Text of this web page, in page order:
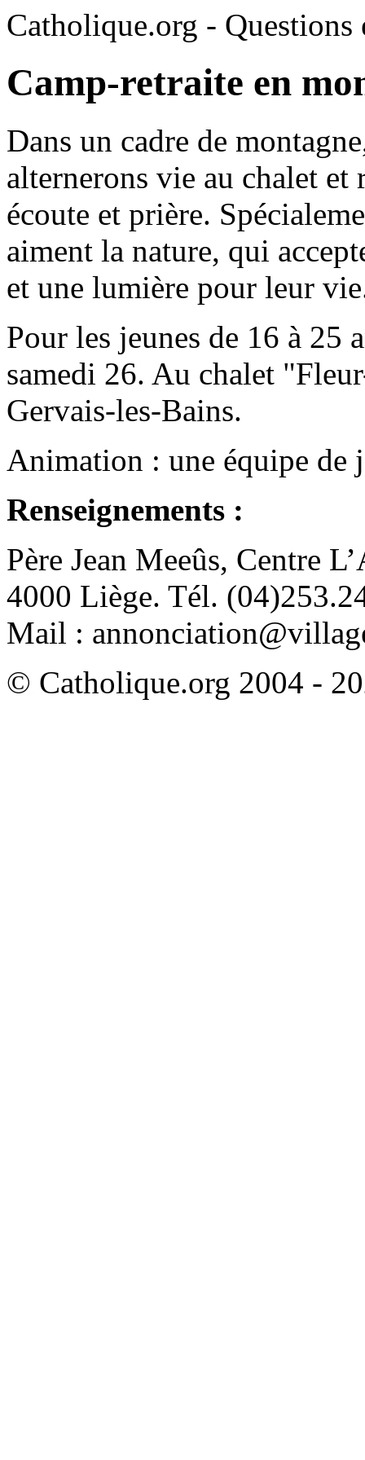
Catholique.org - Questions
Camp-retraite en
Dans un cadre de
alternerons vie au chalet et
écoute et prière.
aiment la nature, qui
et une lumière pour leur
Pour les jeunes de 16 à 25
samedi 26. Au chalet
Gervais-les-Bains.
Animation : une équipe de
Renseignements :
Père Jean Meeûs, Centre
4000 Liège. Tél.
Mail :
© Catholique.org 2004 -